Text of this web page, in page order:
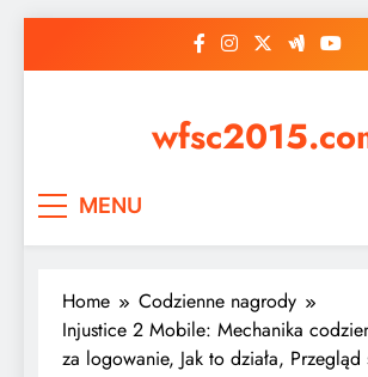
MENU
Home
Codzienne nagrody
Injustice 2 Mobile: Mechanika
za logowanie, Jak to działa, Przegląd